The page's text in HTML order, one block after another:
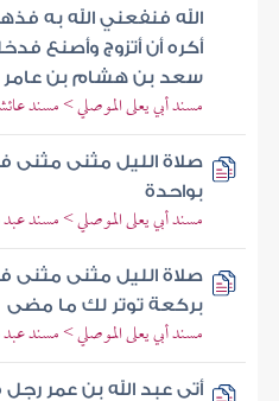
الله فنفعني الله به
أكره أن أتزوج وأصنع
سعد بن هشام بن عامر
مسند أبي يعلى الموصلي > مسند
صلاة الليل مثنى مثنى
بواحدة
مسند أبي يعلى الموصلي > مسند
صلاة الليل مثنى مثنى
بركعة توتر لك ما مضى
مسند أبي يعلى الموصلي > مسند
أتى عبد الله بن عمر رجل